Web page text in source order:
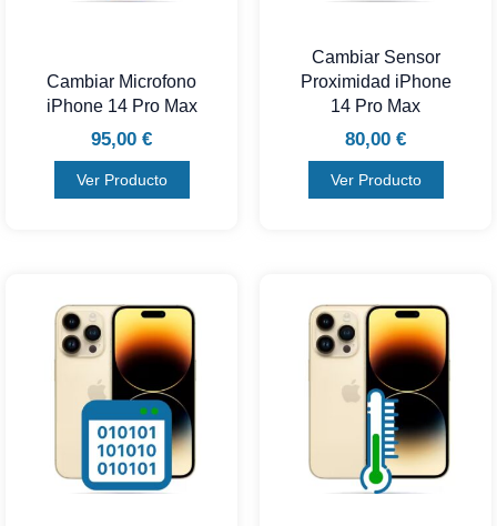
Cambiar Microfono
iPhone 14 Pro Max
95,00 €
Ver Producto
Cambiar Sensor
Proximidad iPhone
14 Pro Max
80,00 €
Ver Producto